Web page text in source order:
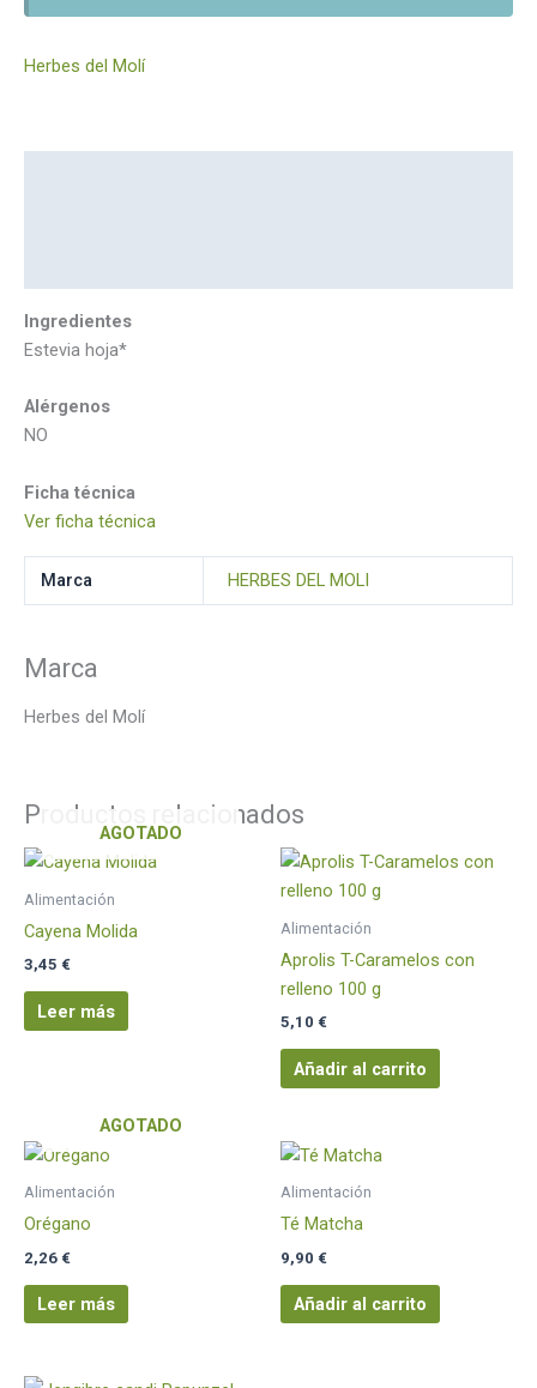
Herbes del Molí
Ingredientes
Estevia hoja*
Alérgenos
NO
Ficha técnica
Ver ficha técnica
Marca HERBES DEL MOLI
Marca
Herbes del Molí
Productos relacionados
AGOTADO
Alimentación
Cayena Molida
3,45 €
Leer más
Alimentación
Aprolis T-Caramelos con
relleno 100 g
5,10 €
Añadir al carrito
AGOTADO
Alimentación
Orégano
2,26 €
Leer más
Alimentación
Té Matcha
9,90 €
Añadir al carrito